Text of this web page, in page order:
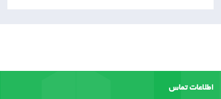
اطلاعات تماس